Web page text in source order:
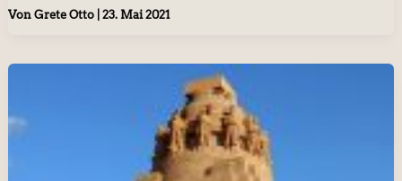
Von Grete Otto 23. Mai 2021